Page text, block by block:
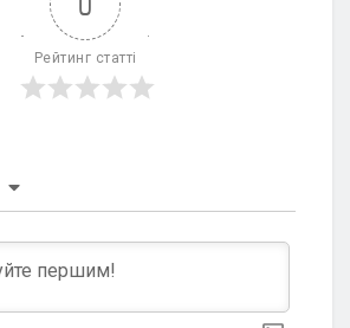
Рейтинг статті